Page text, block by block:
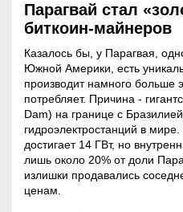
Парагвай стал
биткоин-майнеров
Казалось бы, у Парагвая,
Южной Америки, есть
производит намного больше
потребляет. Причина -
Dam) на границе с
гидроэлектростанций в
достигает 14 ГВт, но
лишь около 20% от доли
излишки продавались
ценам.